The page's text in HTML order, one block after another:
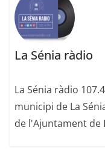
La Sénia ràdio
La Sénia ràdio
municipi de La
de l'Ajuntament de